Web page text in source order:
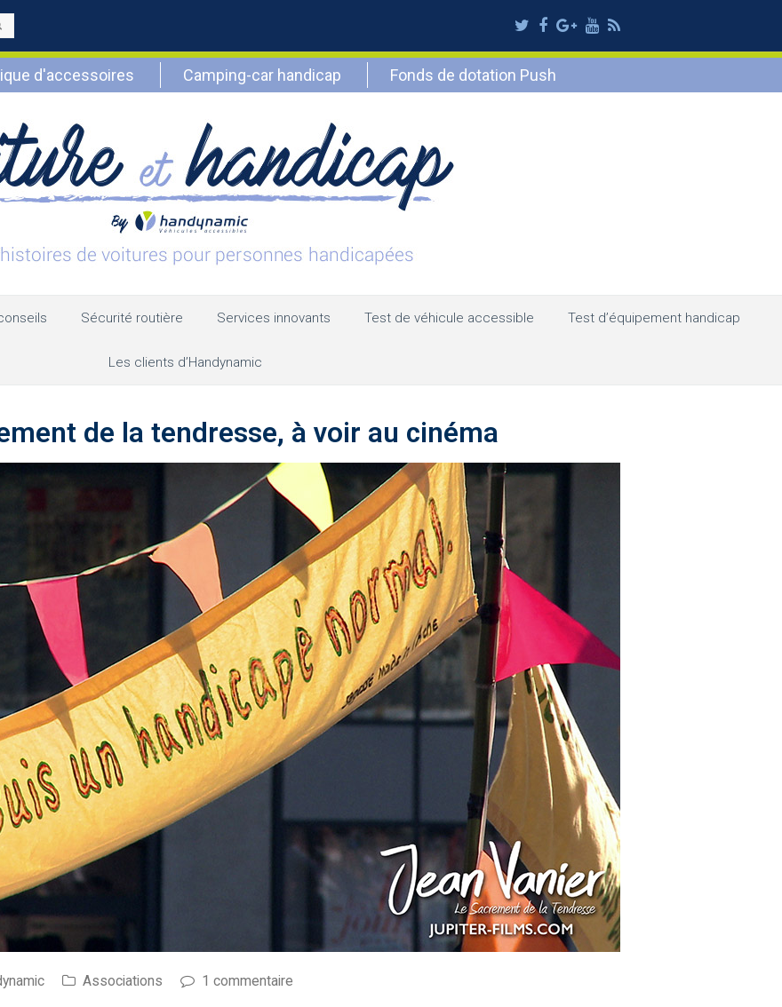
Twitter
Facebook
Google
Plus
Youtube
RSS
d'accessoires Camping-car handicap Fonds de dotation Push
Sécurité routière Services innovants Test de véhicule accessible Test d’équipement handicap
Les clients d’Handynamic
de la tendresse, à voir au cinéma
Associations 1 commentaire